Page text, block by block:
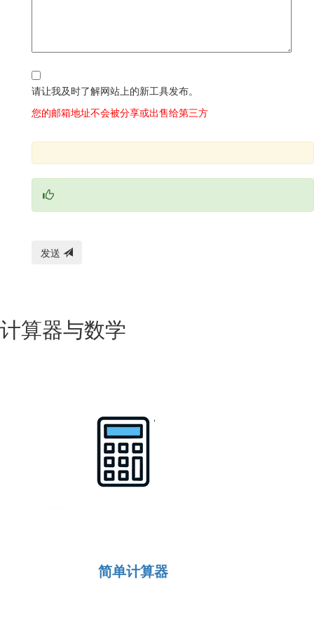
请让我及时了解网站上的新工具发布。
您的邮箱地址不会被分享或出售给第三方
发送
计算器与数学
简单计算器